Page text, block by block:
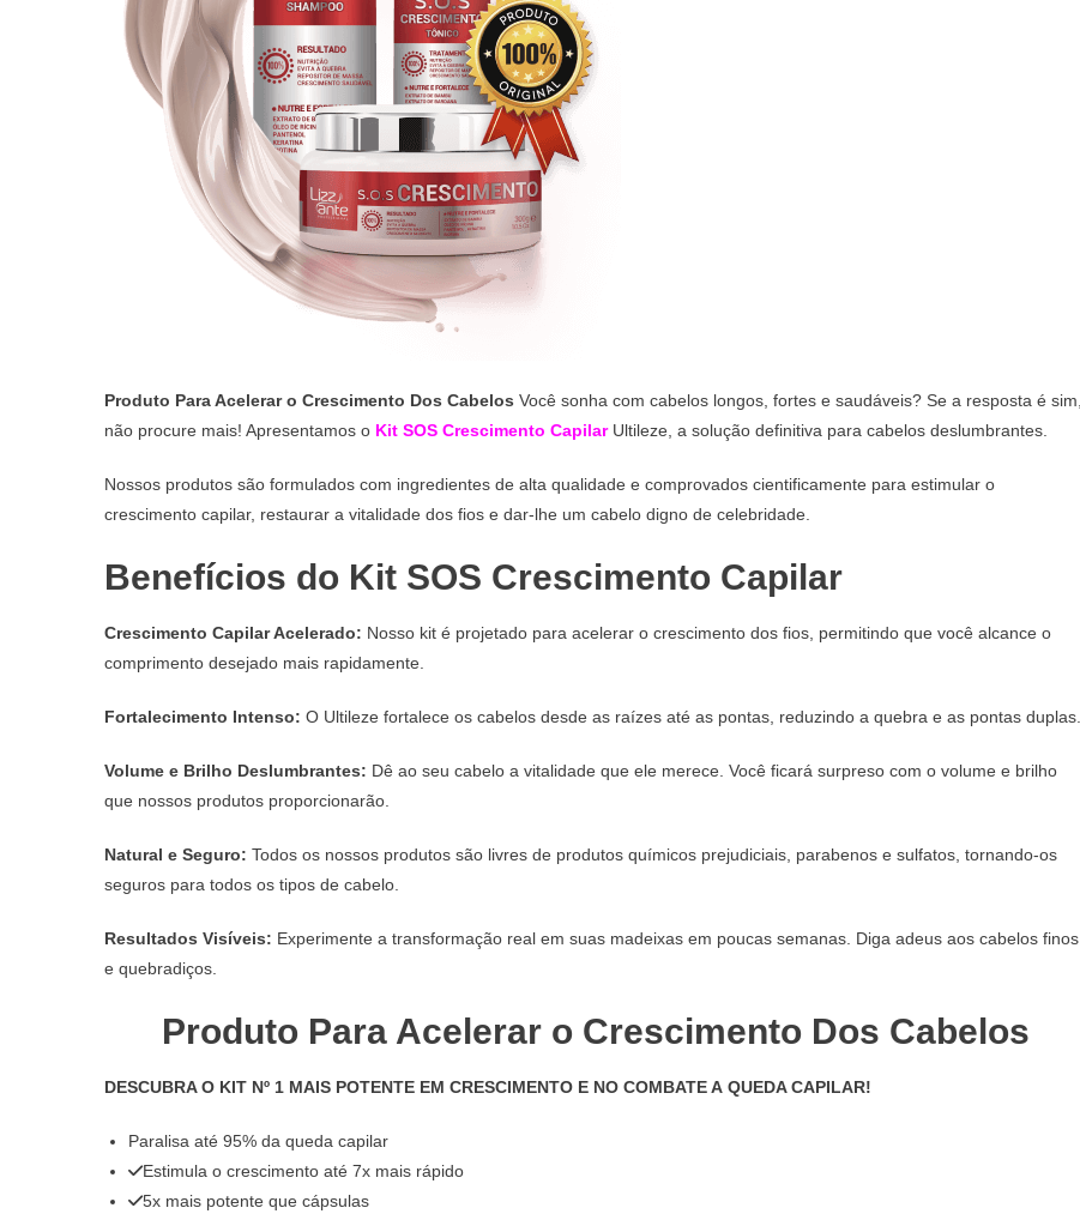
Produto Para Acelerar o Crescimento Dos Cabelos Você sonha com cabelos longos, fortes e saudáveis? Se a resposta é sim,
não procure mais! Apresentamos o Kit SOS Crescimento Capilar Ultileze, a solução definitiva para cabelos deslumbrantes.
Nossos produtos são formulados com ingredientes de alta qualidade e comprovados cientificamente para estimular o
crescimento capilar, restaurar a vitalidade dos fios e dar-lhe um cabelo digno de celebridade.
Benefícios do Kit SOS Crescimento Capilar
Crescimento Capilar Acelerado: Nosso kit é projetado para acelerar o crescimento dos fios, permitindo que você alcance o
comprimento desejado mais rapidamente.
Fortalecimento Intenso: O Ultileze fortalece os cabelos desde as raízes até as pontas, reduzindo a quebra e as pontas duplas.
Volume e Brilho Deslumbrantes: Dê ao seu cabelo a vitalidade que ele merece. Você ficará surpreso com o volume e brilho
que nossos produtos proporcionarão.
Natural e Seguro: Todos os nossos produtos são livres de produtos químicos prejudiciais, parabenos e sulfatos, tornando-os
seguros para todos os tipos de cabelo.
Resultados Visíveis: Experimente a transformação real em suas madeixas em poucas semanas. Diga adeus aos cabelos finos
e quebradiços.
Produto Para Acelerar o Crescimento Dos Cabelos
DESCUBRA O KIT Nº 1 MAIS POTENTE EM CRESCIMENTO E NO COMBATE A QUEDA CAPILAR!
Paralisa até 95% da queda capilar
Estimula o crescimento até 7x mais rápido
5x mais potente que cápsulas